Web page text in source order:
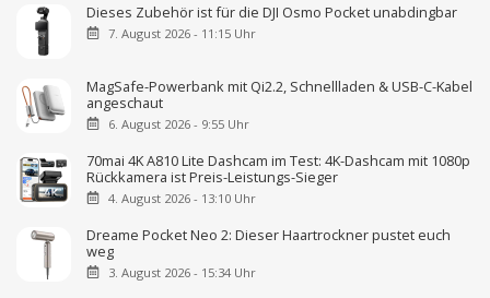
Dieses Zubehör ist für die DJI Osmo Pocket unabdingbar
7. August 2026 - 11:15 Uhr
MagSafe-Powerbank mit Qi2.2, Schnellladen & USB-C-Kabel
angeschaut
6. August 2026 - 9:55 Uhr
70mai 4K A810 Lite Dashcam im Test: 4K-Dashcam mit 1080p
Rückkamera ist Preis-Leistungs-Sieger
4. August 2026 - 13:10 Uhr
Dreame Pocket Neo 2: Dieser Haartrockner pustet euch
weg
3. August 2026 - 15:34 Uhr